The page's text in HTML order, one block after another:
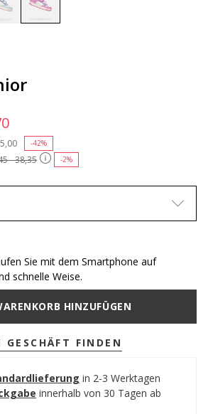
from -42%
- 38,35 -2%
Sie mit dem Smartphone auf
schnelle Weise.
HINZUFÜGEN
GESCHÄFT FINDEN
in 2-3 Werktagen
innerhalb von 30 Tagen ab